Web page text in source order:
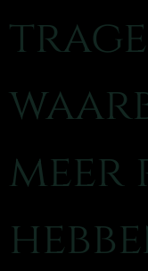
meer